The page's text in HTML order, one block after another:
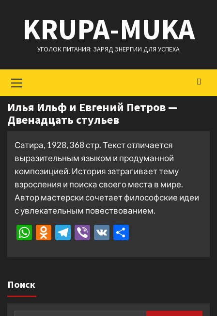
содержимому
KRUPA-MUKA
УГОЛОК ПИТАНИЯ: ЗАРЯД ЭНЕРГИИ ДЛЯ УСПЕХА
меню
Илья Ильф и Евгений Петров —
Двенадцать стульев
Сатира, 1928, 368 стр. Текст отличается
выразительным языком и продуманной
композицией. История затрагивает тему
взросления и поиска своего места в мире.
Автор мастерски сочетает философские идеи
с увлекательным повествованием.
WhatsApp
Odnoklassniki
Telegram
Viber
VK
Поиск